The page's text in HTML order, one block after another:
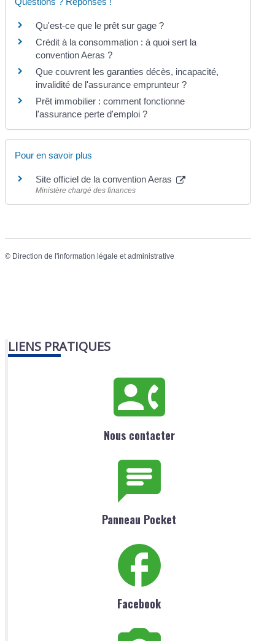
Qu'est-ce que le prêt sur gage ?
Crédit à la consommation : à quoi sert la
convention Aeras ?
Que couvrent les garanties décès, incapacité,
invalidité de l'assurance emprunteur ?
Prêt immobilier : comment fonctionne
l'assurance perte d'emploi ?
Pour en savoir plus
Site officiel de la convention Aeras
Ministère chargé des finances
© Direction de l'information légale et administrative
LIENS PRATIQUES
Nous contacter
Panneau Pocket
Facebook